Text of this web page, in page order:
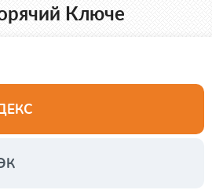
Ключе